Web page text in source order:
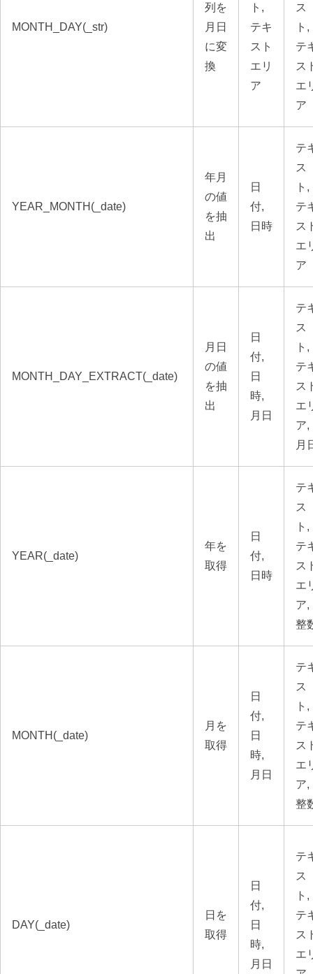
MONTH_DAY(_str)
列を
月日
に変
換
ト,
テキ
スト
エリ
ア
ス
ト,
テ
ス
エ
ア
YEAR_MONTH(_date)
年月
の値
を抽
出
日
付,
日時
テ
ス
ト,
テ
ス
エ
ア
MONTH_DAY_EXTRACT(_date)
月日
の値
を抽
出
日
付,
日
時,
月日
テ
ス
ト,
テ
ス
エ
ア,
月
YEAR(_date)
年を
取得
日
付,
日時
テ
ス
ト,
テ
ス
エ
ア,
整
MONTH(_date)
月を
取得
日
付,
日
時,
月日
テ
ス
ト,
テ
ス
エ
ア,
整
DAY(_date)
日を
取得
日
付,
日
時,
月日
テ
ス
ト,
テ
ス
エ